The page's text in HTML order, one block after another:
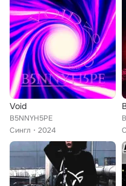
Void
B5NNYH5PE
Сингл
2024